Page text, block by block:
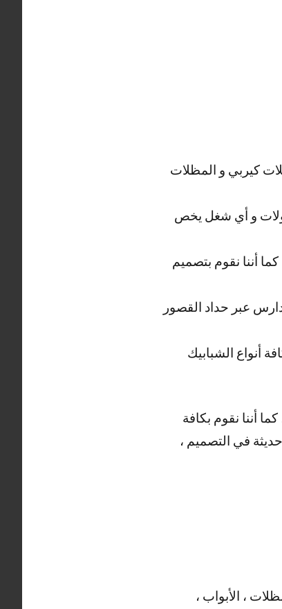
كيربي و المظلات
و أي شغل يخص
أننا نقوم بتصميم
عبر حداد القصور
أنواع الشبابيك
يقوم بها حداد القصور ، خدمتنا متوفرة على مدار 24 ساعة ، كما أننا نقوم بكافة
حديثة في التصميم ،
، الأبواب ،